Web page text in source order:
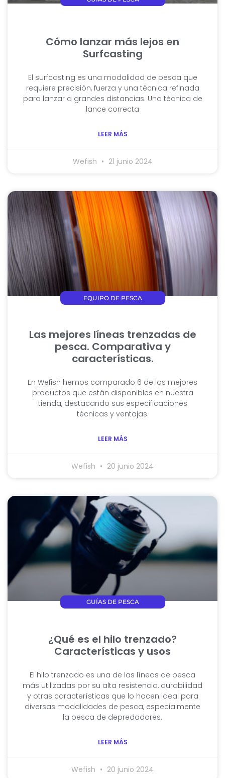
Cómo lanzar más lejos en
Surfcasting
El surfcasting es una modalidad de pesca que
requiere precisión, fuerza y una técnica refinada
para lanzar a grandes distancias. Una técnica de
lance correcta
LEER MÁS
Wefish 21 junio 2024
EQUIPO DE PESCA
Las mejores líneas trenzadas de
pesca. Comparativa y
características.
En Wefish hemos comparado 6 de los mejores
productos que están disponibles en nuestra
tienda, destacando sus especificaciones
técnicas y ventajas.
LEER MÁS
Wefish 20 junio 2024
GUÍAS DE PESCA
¿Qué es el hilo trenzado?
Características y usos
El hilo trenzado es una de las líneas de pesca
más utilizadas por su alta resistencia, durabilidad
y otras características que lo hacen ideal para
diversas modalidades de pesca, especialmente
la pesca de depredadores.
LEER MÁS
Wefish 20 junio 2024